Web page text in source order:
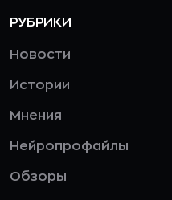
РУБРИКИ
Новости
Истории
Мнения
Нейропрофайлы
Обзоры